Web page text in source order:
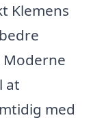
Klemens
at
med